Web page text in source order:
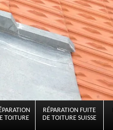
TOITURE
RÉPARATION FUITE
DE TOITURE SUISSE